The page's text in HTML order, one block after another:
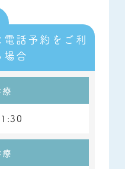
話予約をご利
場合